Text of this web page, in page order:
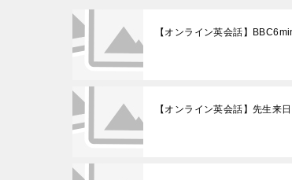
【オンライン英会話】
【オンライン英会話】先生来